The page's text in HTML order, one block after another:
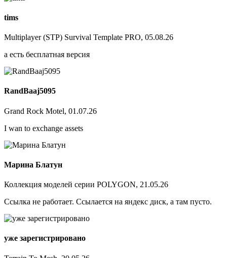
tims
Multiplayer (STP) Survival Template PRO, 05.08.26
а есть бесплатная версия
RandBaaj5095
Grand Rock Motel, 01.07.26
I wan to exchange assets
Марина Блатун
Коллекция моделей серии POLYGON, 21.05.26
Ссылка не работает. Ссылается на яндекс диск, а там пусто.
уже зарегистрировано